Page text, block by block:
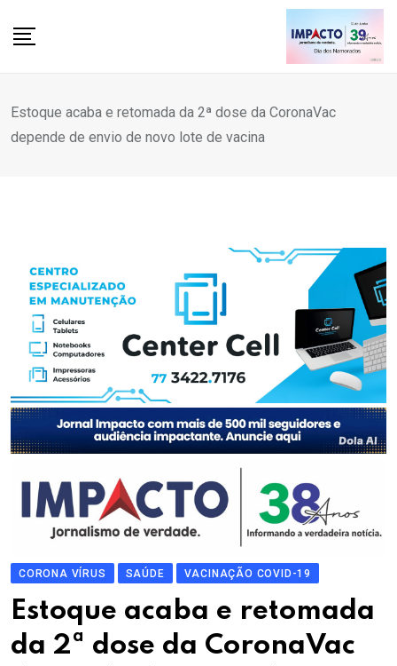
Estoque acaba e retomada da 2ª dose da CoronaVac
depende de envio de novo lote de vacina
CORONA VÍRUS SAÚDE VACINAÇÃO COVID-19
Estoque acaba e retomada
da 2ª dose da CoronaVac